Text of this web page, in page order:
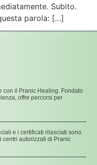
Subito.
parola: […]
con il Pranic Healing. Fondato
offre percorsi per
e i certificati rilasciati sono
centri autorizzati di Pranic